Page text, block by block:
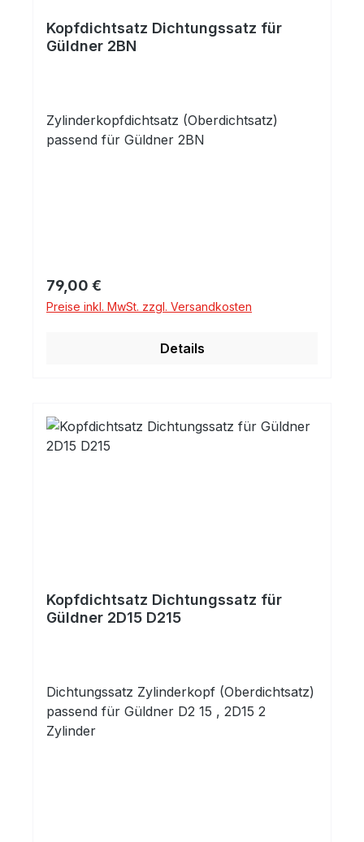
Kopfdichtsatz Dichtungssatz für
Güldner 2BN
Zylinderkopfdichtsatz (Oberdichtsatz)
passend für Güldner 2BN
Regulärer Preis:
79,00 €
Preise inkl. MwSt. zzgl. Versandkosten
Details
Kopfdichtsatz Dichtungssatz für
Güldner 2D15 D215
Dichtungssatz Zylinderkopf (Oberdichtsatz)
passend für Güldner D2 15 , 2D15 2
Zylinder